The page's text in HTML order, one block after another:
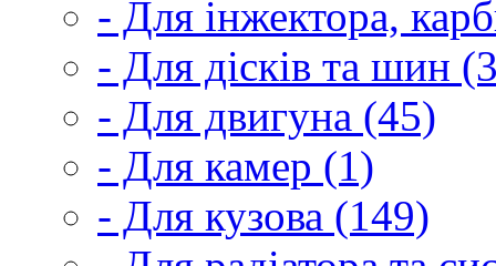
- Для інжектора,
- Для дісків та шин
- Для двигуна (45)
- Для камер (1)
- Для кузова (149)